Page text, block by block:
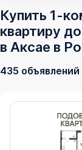
Купить 1-
квартиру
в Аксае в
435 объявлений